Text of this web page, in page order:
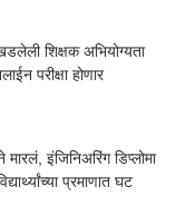
शिक्षक अभियोग्यता
परीक्षा होणार
इंजिनिअरिंग डिप्लोमा
प्रमाणात घट